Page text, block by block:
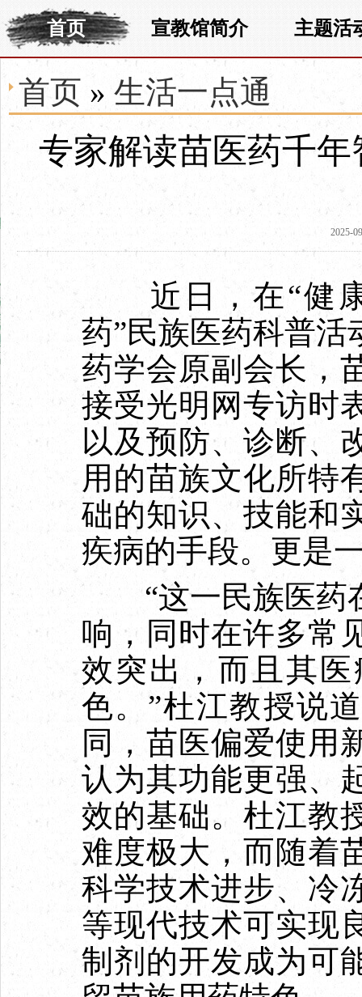
首页 宣教馆简介 主题活
首页 » 生活一点通
专家解读苗医药千
2025-
近日，在“健康
药”民族医药科普
药学会原副会长，
接受光明网专访时
以及预防、诊断、
用的苗族文化所特
础的知识、技能和
疾病的手段。更是
“这一民族医药在
响，同时在许多常
效突出，而且其
色。”杜江教授说
同，苗医偏爱使用
认为其功能更强、
效的基础。杜江教
难度极大，而随着
科学技术进步、冷
等现代技术可实现
制剂的开发成为可